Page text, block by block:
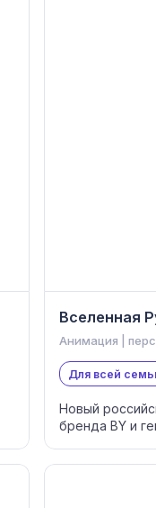
Вселенная
Анимация |
Для всей
Новый
бренда BY и